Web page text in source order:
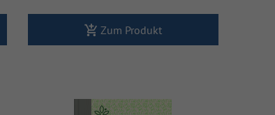
Zum Produkt